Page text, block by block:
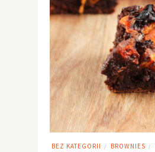
BEZ KATEGORII / BROWNIES /